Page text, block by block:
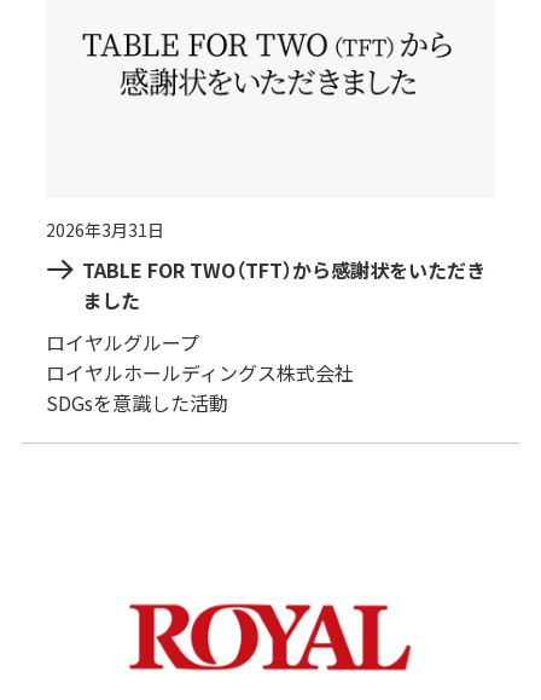
2026年3月31日
TABLE FOR TWO（TFT）から感謝状をいただき
ました
ロイヤルグループ
ロイヤルホールディングス株式会社
SDGsを意識した活動